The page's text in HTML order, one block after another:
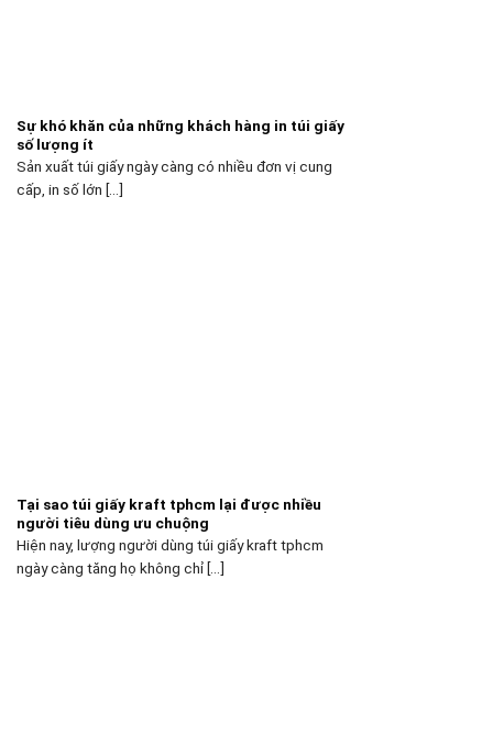
Sự khó khăn của những khách hàng in túi giấy
số lượng ít
Sản xuất túi giấy ngày càng có nhiều đơn vị cung
cấp, in số lớn [...]
Tại sao túi giấy kraft tphcm lại được nhiều
người tiêu dùng ưu chuộng
Hiện nay, lượng người dùng túi giấy kraft tphcm
ngày càng tăng họ không chỉ [...]